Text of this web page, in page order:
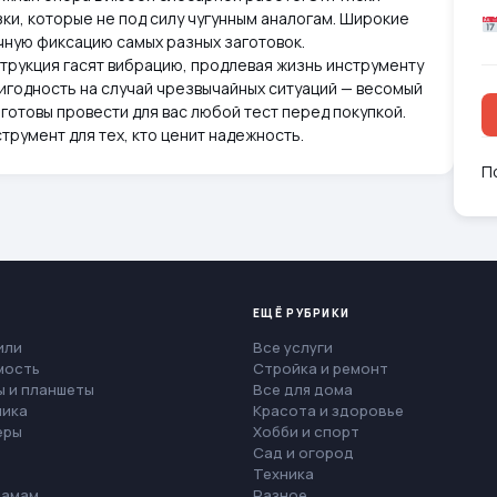
которые не под силу чугунным аналогам. Широкие
фиксацию самых разных заготовок.
гасят вибрацию, продлевая жизнь инструменту
на случай чрезвычайных ситуаций — весомый
провести для вас любой тест перед покупкой.
для тех, кто ценит надежность.
и планшеты
ЕЩЁ РУБРИКИ
Все услуги
Стройка и ремонт
Все для дома
Красота и здоровье
Хобби и спорт
Сад и огород
Техника